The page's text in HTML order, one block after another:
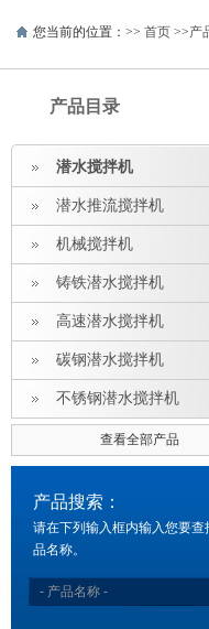
您当前的位置：>> 首页 >>产
产品目录
潜水搅拌机
潜水推流搅拌机
机械搅拌机
铸铁潜水搅拌机
高速潜水搅拌机
碳钢潜水搅拌机
不锈钢潜水搅拌机
查看全部产品
产品搜索：
请在下列输入框内输入您要查
品名称。